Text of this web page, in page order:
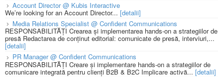
Account Director @ Kubis Interactive
We’re looking for an Account Director... [detalii]
Media Relations Specialist @ Confident Communications
RESPONSABILITĂȚI Crearea și implementarea hands-on a strategiilor de
presă Redactarea de conținut editorial: comunicate de presă, interviuri,...
[detalii]
PR Manager @ Confident Communications
RESPONSABILITĂȚI Creare și implementare hands-on a strategiilor de
comunicare integrată pentru clienți B2B & B2C Implicare activă... [detalii]